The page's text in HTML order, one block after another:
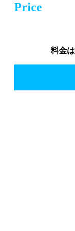
Price
料金
エアコンク